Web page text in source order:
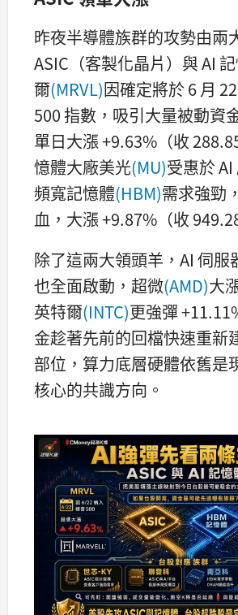
昨夜半導體族群的攻勢由兩
ASIC（客製化晶片）與 AI
爾(MRVL)因確定將於 6 月
500 指數，吸引大量被動資
單日大漲 +9.63%（收
憶體大廠美光(MU)受惠於
頻寬記憶體(HBM)需求強勁
血，大漲 +9.87%（收
除了這兩大領頭羊，AI 伺服
也全面啟動，超微(AMD)大
英特爾(INTC)更強彈
金趁著先前的回檔快速重新
部位，算力底層硬體依舊是
核心的共識方向。